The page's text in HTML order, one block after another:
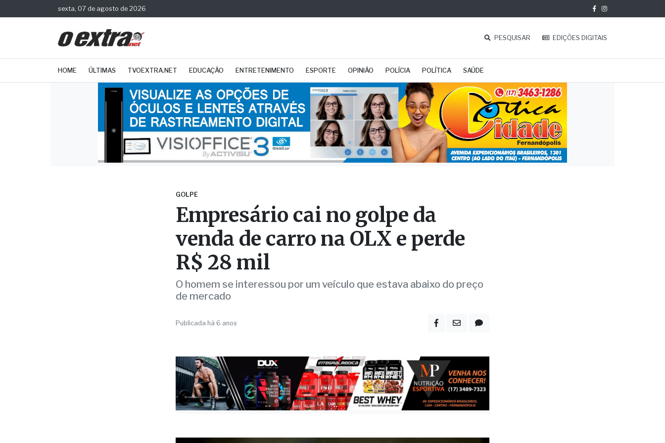
sexta, 07 de agosto de 2026
PESQUISAR EDIÇÕES DIGITAIS
HOME ÚLTIMAS TVOEXTRA.NET EDUCAÇÃO ENTRETENIMENTO ESPORTE OPINIÃO POLÍCIA POLÍTICA SAÚDE
Empresário cai no golpe da
venda de carro na OLX e perde
R$ 28 mil
O homem se interessou por um veículo que estava abaixo do preço
de mercado